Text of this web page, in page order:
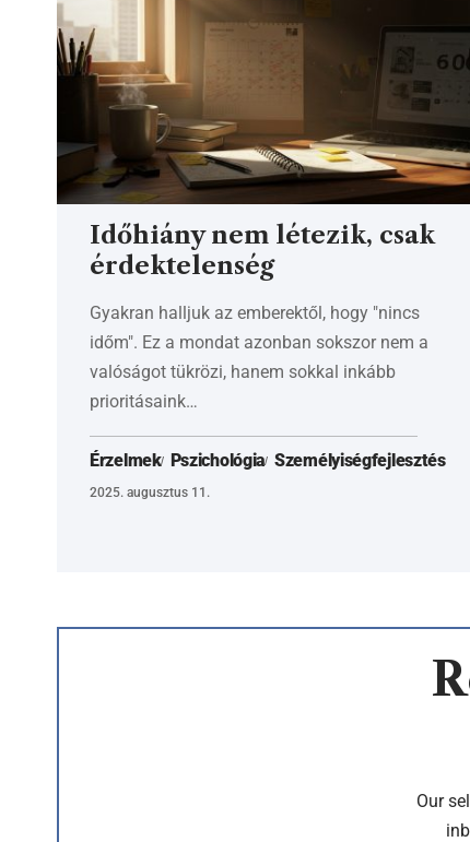
Időhiány nem létezik, csak
érdektelenség
Gyakran halljuk az emberektől, hogy "nincs
időm". Ez a mondat azonban sokszor nem a
valóságot tükrözi, hanem sokkal inkább
prioritásaink…
Érzelmek Pszichológia Személyiségfejlesztés
2025. augusztus 11.
Our